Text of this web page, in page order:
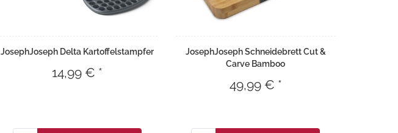
JosephJoseph Delta Kartoffelstampfer
14,99 € *
JosephJoseph Schneidebrett Cut &
Carve Bamboo
49,99 € *